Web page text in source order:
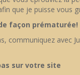
que je puisse vous
façon prématurée!
communiquez
sur votre site